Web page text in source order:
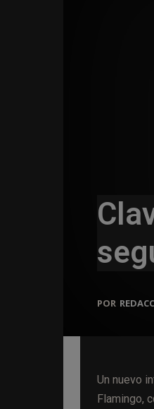
POR
Un nuevo
Flamingo,